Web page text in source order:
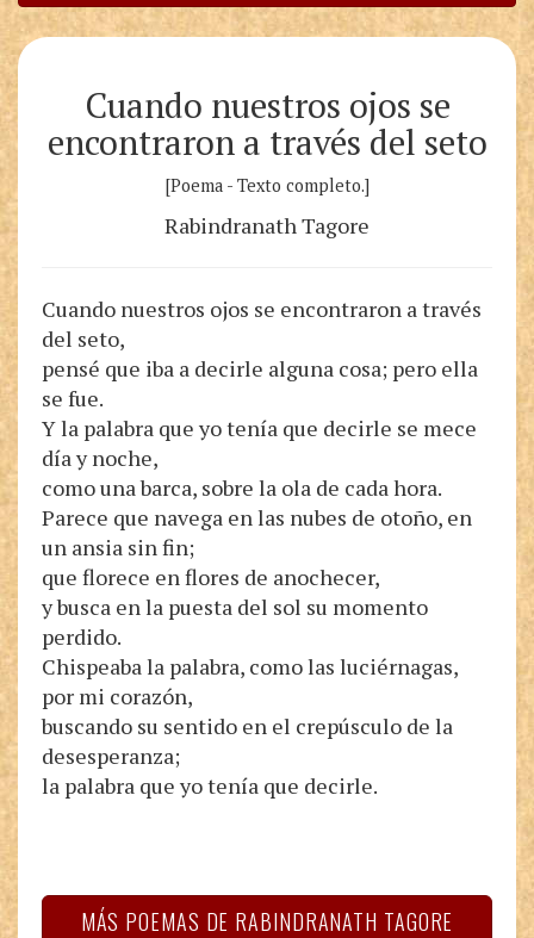
Cuando nuestros ojos se
encontraron a través del seto
[Poema - Texto completo.]
Rabindranath Tagore
Cuando nuestros ojos se encontraron a través
del seto,
pensé que iba a decirle alguna cosa; pero ella
se fue.
Y la palabra que yo tenía que decirle se mece
día y noche,
como una barca, sobre la ola de cada hora.
Parece que navega en las nubes de otoño, en
un ansia sin fin;
que florece en flores de anochecer,
y busca en la puesta del sol su momento
perdido.
Chispeaba la palabra, como las luciérnagas,
por mi corazón,
buscando su sentido en el crepúsculo de la
desesperanza;
la palabra que yo tenía que decirle.
MÁS POEMAS DE RABINDRANATH TAGORE